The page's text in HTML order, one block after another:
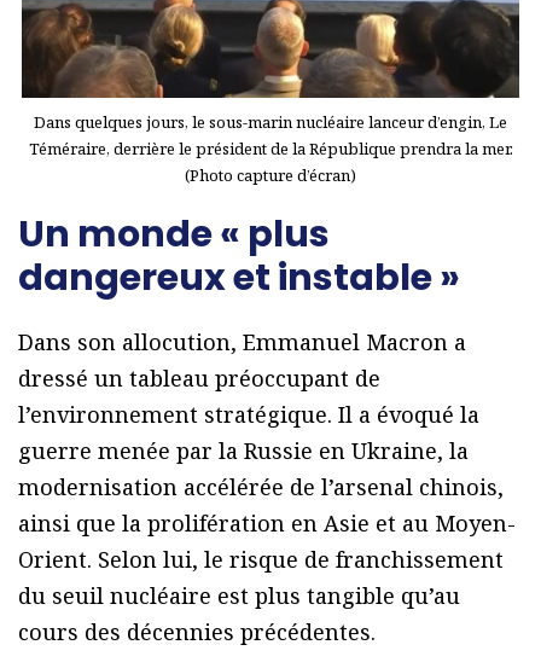
Dans quelques jours, le sous-marin nucléaire lanceur d’engin, Le
Téméraire, derrière le président de la République prendra la mer.
(Photo capture d’écran)
Un monde « plus
dangereux et instable »
Dans son allocution, Emmanuel Macron a
dressé un tableau préoccupant de
l’environnement stratégique. Il a évoqué la
guerre menée par la Russie en Ukraine, la
modernisation accélérée de l’arsenal chinois,
ainsi que la prolifération en Asie et au Moyen-
Orient. Selon lui, le risque de franchissement
du seuil nucléaire est plus tangible qu’au
cours des décennies précédentes.